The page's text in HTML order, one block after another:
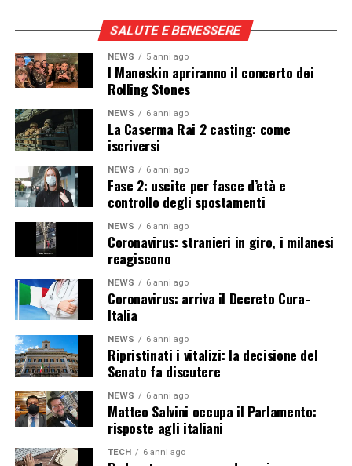
SALUTE E BENESSERE
NEWS 5 anni ago
I Maneskin apriranno il concerto dei
Rolling Stones
NEWS 6 anni ago
La Caserma Rai 2 casting: come
iscriversi
NEWS 6 anni ago
Fase 2: uscite per fasce d’età e
controllo degli spostamenti
NEWS 6 anni ago
Coronavirus: stranieri in giro, i milanesi
reagiscono
NEWS 6 anni ago
Coronavirus: arriva il Decreto Cura-
Italia
NEWS 6 anni ago
Ripristinati i vitalizi: la decisione del
Senato fa discutere
NEWS 6 anni ago
Matteo Salvini occupa il Parlamento:
risposte agli italiani
TECH 6 anni ago